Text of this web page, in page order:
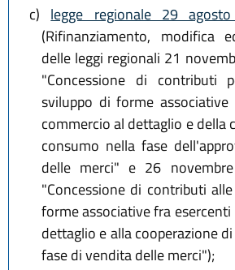
c) legge regionale 29
(Rifinanziamento, modifica
delle leggi regionali 21
"Concessione di contributi
sviluppo di forme
commercio al dettaglio e della
consumo nella fase
delle merci" e 26
"Concessione di contributi
forme associative fra
dettaglio e alla cooperazione
fase di vendita delle merci");